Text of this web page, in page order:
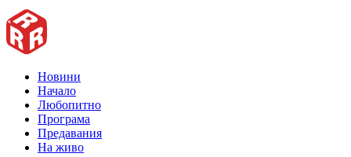
Новини
Начало
Любопитно
Програма
Предавания
На живо